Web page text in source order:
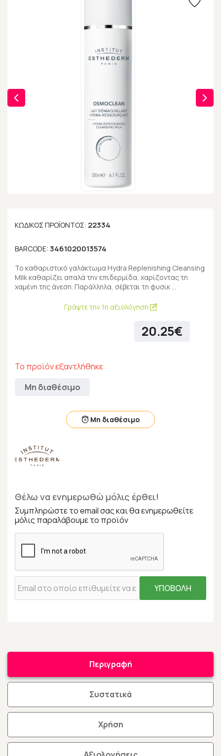
ΚΩΔΙΚΌΣ ΠΡΟΪΌΝΤΟΣ: 22334
BARCODE: 3461020013574
To καθαριστικό γαλάκτωμα Hydra Replenishing Cleansing
Milk καθαρίζει απαλά την επιδερμίδα, χαρίζοντας τη
χαμένη της άνεση. Παράλληλα, σέβεται τη φυσικ …
Γράψτε την 1η αξιολόγηση
20.25€
Το προϊόν εξαντλήθηκε
Μη διαθέσιμο
Μη διαθέσιμο
Θέλω να ενημερωθώ μόλις έρθει!
Συμπληρώστε το email σας και θα ενημερωθείτε
μόλις παραλάβουμε το προϊόν
ΥΠΟΒΟΛΗ
Περιγραφή
Συστατικά
Χρήση